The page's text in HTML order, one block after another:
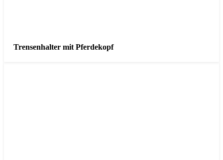
Trensenhalter mit Pferdekopf